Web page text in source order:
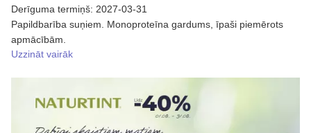
Derīguma termiņš: 2027-03-31
Papildbarība suņiem. Monoproteīna gardums, īpaši piemērots
apmācībām.
Uzzināt vairāk